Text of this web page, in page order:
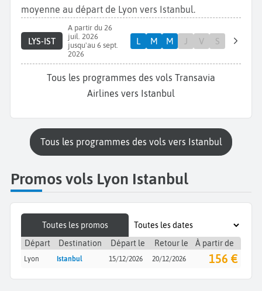
moyenne au départ de Lyon vers Istanbul.
LYS-IST
A partir du 26
juil. 2026
jusqu'au 6 sept.
2026
L M M J V S
Tous les programmes des vols Transavia
Airlines vers Istanbul
Tous les programmes des vols vers Istanbul
Promos vols Lyon Istanbul
Toutes les promos
Départ
Destination Départ le Retour le À partir de
Lyon Istanbul 15/12/2026 20/12/2026 156 €